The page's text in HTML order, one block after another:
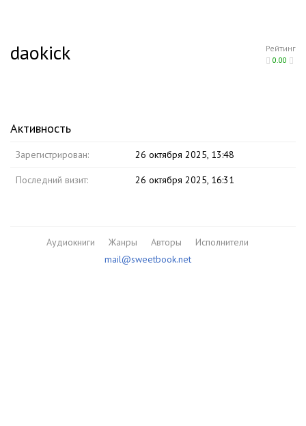
Рейтинг
0.00
daokick
Активность
Зарегистрирован: 26 октября 2025, 13:48
Последний визит: 26 октября 2025, 16:31
Аудиокниги Жанры Авторы
Исполнители
mail@sweetbook.net